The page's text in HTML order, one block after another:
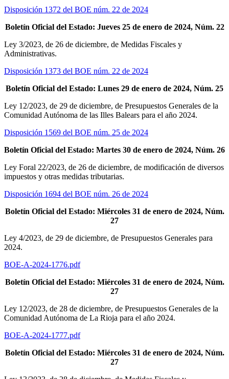
Disposición 1372 del BOE núm. 22 de 2024
Boletín Oficial del Estado: Jueves 25 de enero de 2024, Núm. 22
Ley 3/2023, de 26 de diciembre, de Medidas Fiscales y
Administrativas.
Disposición 1373 del BOE núm. 22 de 2024
Boletín Oficial del Estado: Lunes 29 de enero de 2024, Núm. 25
Ley 12/2023, de 29 de diciembre, de Presupuestos Generales de la
Comunidad Autónoma de las Illes Balears para el año 2024.
Disposición 1569 del BOE núm. 25 de 2024
Boletín Oficial del Estado: Martes 30 de enero de 2024, Núm. 26
Ley Foral 22/2023, de 26 de diciembre, de modificación de diversos
impuestos y otras medidas tributarias.
Disposición 1694 del BOE núm. 26 de 2024
Boletín Oficial del Estado: Miércoles 31 de enero de 2024, Núm.
27
Ley 4/2023, de 29 de diciembre, de Presupuestos Generales para
2024.
BOE-A-2024-1776.pdf
Boletín Oficial del Estado: Miércoles 31 de enero de 2024, Núm.
27
Ley 12/2023, de 28 de diciembre, de Presupuestos Generales de la
Comunidad Autónoma de La Rioja para el año 2024.
BOE-A-2024-1777.pdf
Boletín Oficial del Estado: Miércoles 31 de enero de 2024, Núm.
27